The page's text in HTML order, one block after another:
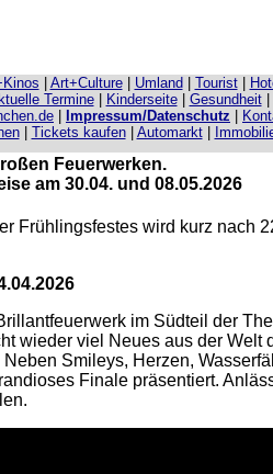
Art+Culture| Umland Tourist|
Termine| Kinderseite| Gesundheit|
Impressum/Datenschutz
| Tickets kaufen Automarkt
Feuerwerken.
am 30.04. und 08.05.2026
Frühlingsfestes wird kurz nach
im Südteil der
wieder viel Neues aus der Welt
Smileys, Herzen,
Finale präsentiert.